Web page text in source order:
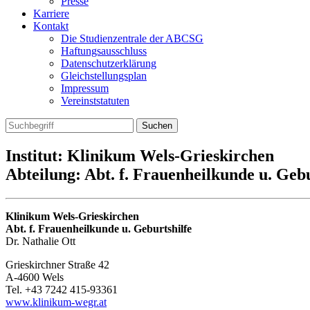
Karriere
Kontakt
Die Studienzentrale der ABCSG
Haftungsausschluss
Datenschutzerklärung
Gleichstellungsplan
Impressum
Vereinststatuten
Institut: Klinikum Wels-Grieskirchen
Abteilung: Abt. f. Frauenheilkunde u.
Klinikum Wels-Grieskirchen
Abt. f. Frauenheilkunde u. Geburtshilfe
Dr. Nathalie Ott
Grieskirchner Straße 42
A-4600 Wels
Tel. +43 7242 415-93361
www.klinikum-wegr.at